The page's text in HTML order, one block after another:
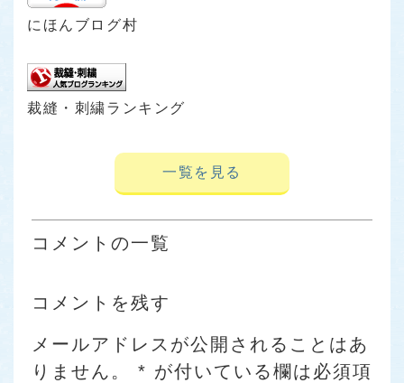
にほんブログ村
裁縫・刺繍ランキング
一覧を見る
コメントの一覧
コメントを残す
メールアドレスが公開されることはあ
りません。
* が付いている欄は必須項